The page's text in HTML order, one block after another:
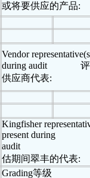
或将要供应的产品:
Vendor
during audit
供应商代表:
Kingfisher
present during
audit
估期间翠丰的代表:
Grading等级